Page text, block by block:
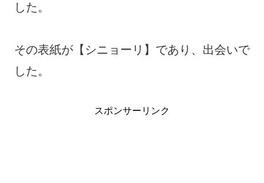
した。
その表紙が【シニョーリ】であり、出会いで
した。
スポンサーリンク